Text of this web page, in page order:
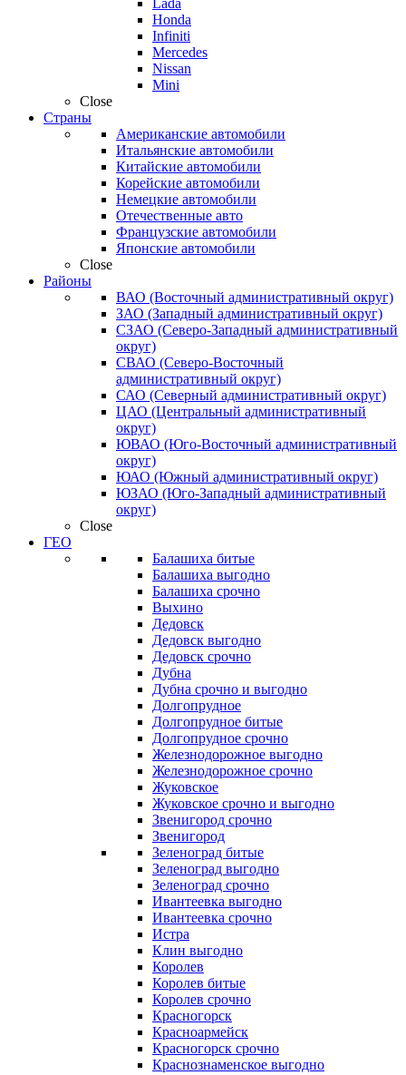
Lada
Honda
Infiniti
Mercedes
Nissan
Mini
Close
Страны
Американские автомобили
Итальянские автомобили
Китайские автомобили
Корейские автомобили
Немецкие автомобили
Отечественные авто
Французские автомобили
Японские автомобили
Close
Районы
ВАО (Восточный административный округ)
ЗАО (Западный административный округ)
СЗАО (Северо-Западный административный
округ)
СВАО (Северо-Восточный
административный округ)
САО (Северный административный округ)
ЦАО (Центральный административный
округ)
ЮВАО (Юго-Восточный административный
округ)
ЮАО (Южный административный округ)
ЮЗАО (Юго-Западный административный
округ)
Close
ГЕО
Балашиха битые
Балашиха выгодно
Балашиха срочно
Выхино
Дедовск
Дедовск выгодно
Дедовск срочно
Дубна
Дубна срочно и выгодно
Долгопрудное
Долгопрудное битые
Долгопрудное срочно
Железнодорожное выгодно
Железнодорожное срочно
Жуковское
Жуковское срочно и выгодно
Звенигород срочно
Звенигород
Зеленоград битые
Зеленоград выгодно
Зеленоград срочно
Ивантеевка выгодно
Ивантеевка срочно
Истра
Клин выгодно
Королев
Королев битые
Королев срочно
Красногорск
Красноармейск
Красногорск срочно
Краснознаменское выгодно